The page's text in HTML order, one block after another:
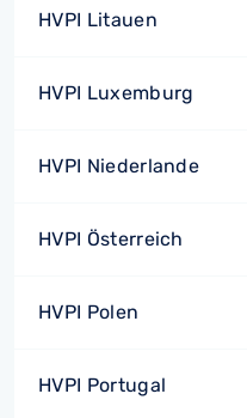
HVPI Litauen
HVPI Luxemburg
HVPI Niederlande
HVPI Österreich
HVPI Polen
HVPI Portugal